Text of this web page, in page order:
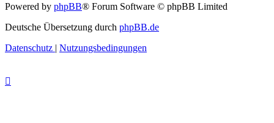
Powered by phpBB® Forum Software © phpBB Limited
Deutsche Übersetzung durch phpBB.de
Datenschutz | Nutzungsbedingungen